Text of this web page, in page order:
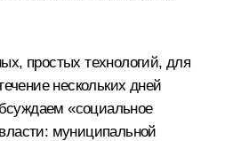
простых технологий, для
нескольких дней
«социальное
муниципальной